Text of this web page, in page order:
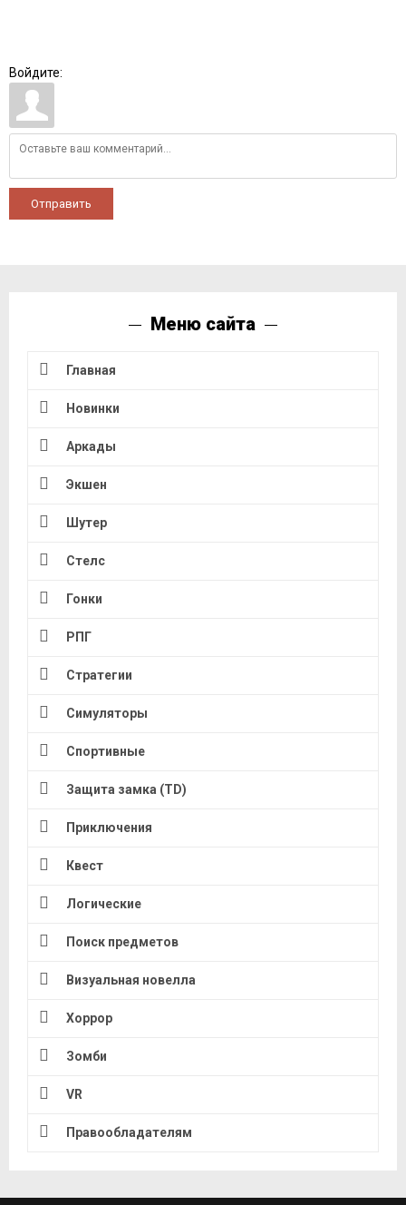
Войдите:
Отправить
Меню сайта
Главная
Новинки
Аркады
Экшен
Шутер
Стелс
Гонки
РПГ
Стратегии
Симуляторы
Спортивные
Защита замка (TD)
Приключения
Квест
Логические
Поиск предметов
Визуальная новелла
Хоррор
Зомби
VR
Правообладателям